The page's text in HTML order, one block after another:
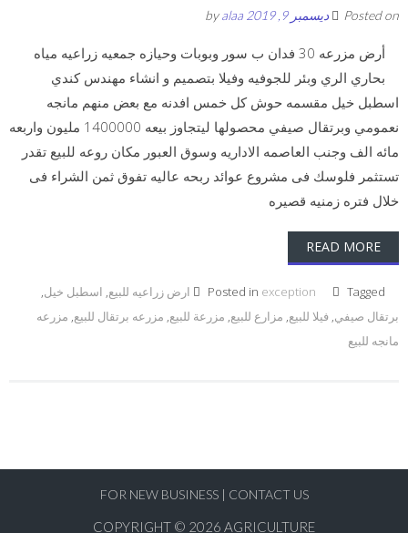
Posted on ديسمبر 9, 2019 alaa
أرض مزرعه 30 فدان ب سور وبوبات وحيازه جمعيه زراعيه مياه
بحاري الري وبئر للجوفيه وفيلا بتصميم و انشاء مهندس كندي
اسطبل خيل مقسمه حوش كل خمس افدنه مع بعض منهم مانجه
نعمومي وبرتقال صيفي محصولها ليتجاوز بيعه 1400000 مليون واربعه
مائه الف وجنب العاصمه الاداريه وسوق العبور مكان روعه للبيع تقدر
تستثمر فلوسك فى مشروع عوائد ربحه عاليه تفوق ثمن الشراء فى
خلال فتره زمنيه قصيره
READ MORE
Posted in exception Tagged ارض زراعيه للبيع, اسطبل خيل,
برتقال صيفي, فيلا للبيع, مزارع للبيع, مزرعة للبيع, مزرعه برتقال للبيع, مزرعه
مانجه للبيع
FOR NEW BUSINESS | CONTACT US
COPYRIGHT © 2026 AGRICULTURE